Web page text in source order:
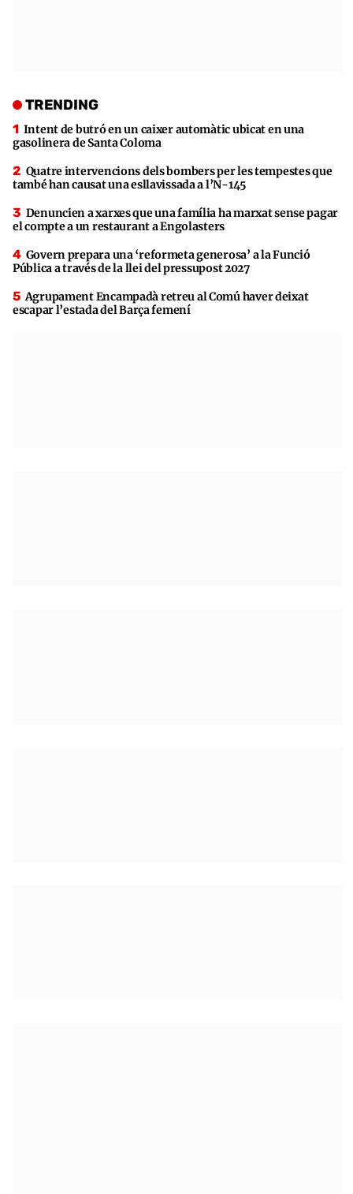
TRENDING
Intent de butró en un caixer automàtic ubicat en una
gasolinera de Santa Coloma
Quatre intervencions dels bombers per les tempestes que
també han causat una esllavissada a l’N-145
Denuncien a xarxes que una família ha marxat sense pagar
el compte a un restaurant a Engolasters
Govern prepara una ‘reformeta generosa’ a la Funció
Pública a través de la llei del pressupost 2027
Agrupament Encampadà retreu al Comú haver deixat
escapar l’estada del Barça femení